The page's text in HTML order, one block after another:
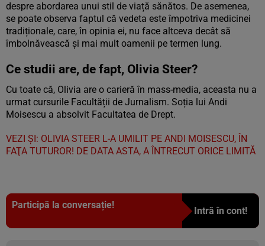
despre abordarea unui stil de viață sănătos. De asemenea,
se poate observa faptul că vedeta este împotriva medicinei
tradiționale, care, în opinia ei, nu face altceva decât să
îmbolnăvească și mai mult oamenii pe termen lung.
Ce studii are, de fapt, Olivia Steer?
Cu toate că, Olivia are o carieră în mass-media, aceasta nu a
urmat cursurile Facultății de Jurnalism. Soția lui Andi
Moisescu a absolvit Facultatea de Drept.
VEZI ȘI: OLIVIA STEER L-A UMILIT PE ANDI MOISESCU, ÎN
FAŢA TUTUROR! DE DATA ASTA, A ÎNTRECUT ORICE LIMITĂ
Participă la conversație!
Intră în cont!